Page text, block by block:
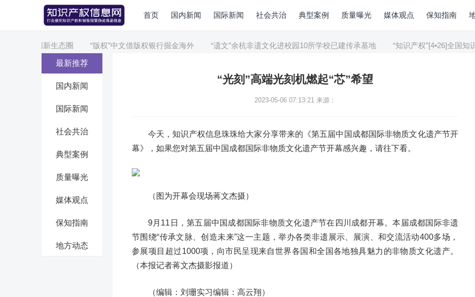
首页 国内新闻 国际新闻 社会共治 典型案例 质量曝光 媒体观点 保知指南
庆高校创新生态圈 “版权”中文借版权银行掘金海外 “遗文”余杭非遗文化进校园10所学校已建传承基地 “知识产权”[4•26]全国知识
最新推荐
国内新闻
国际新闻
社会共治
典型案例
质量曝光
媒体观点
保知指南
地方动态
“光刻”高端光刻机燃起“芯”希望
2023-05-06 07:13:21 来源：
今天，知识产权信息珠珠给大家分享带来的《第五届中国成都国际非物质文化遗产节开
幕》，如果您对第五届中国成都国际非物质文化遗产节开幕感兴趣，请往下看。
（图为开幕会现场蒋文杰摄）
9月11日，第五届中国成都国际非物质文化遗产节在四川成都开幕。本届成都国际非遗
节围绕“传承文脉、创造未来”这一主题，举办各类非遗展示、展演、和交流活动400多场，
参展项目超过1000项，向市民呈现来自世界各国和全国各地独具魅力的非物质文化遗产。
（本报记者蒋文杰摄影报道）
（编辑：刘珊实习编辑：高云翔）